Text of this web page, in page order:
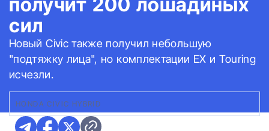
сил
Новый Civic также получил небольшую
"подтяжку лица", но комплектации EX и Touring
исчезли.
HONDA CIVIC HYBRID